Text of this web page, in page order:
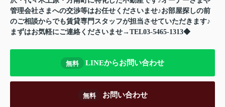
管理会社さまへの交渉等はお任せくださいませ♪お部屋探しの前
のご相談からでも賃貸専門スタッフが担当させていただきます♪
まずはお気軽にご連絡くださいませ→TEL03-5465-1313◆
無料 LINEからお問い合わせ
無料 お問い合わせ